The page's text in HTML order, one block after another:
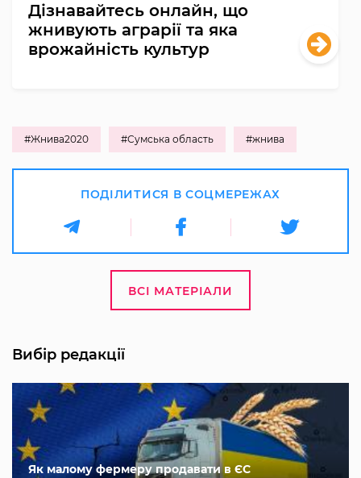
Дізнавайтесь онлайн, що
жнивують аграрії та яка
врожайність культур
#Жнива2020 #Сумська область #жнива
ПОДІЛИТИСЯ В СОЦМЕРЕЖАХ
ВСІ МАТЕРІАЛИ
Вибір редакції
Як малому фермеру продавати в ЄС